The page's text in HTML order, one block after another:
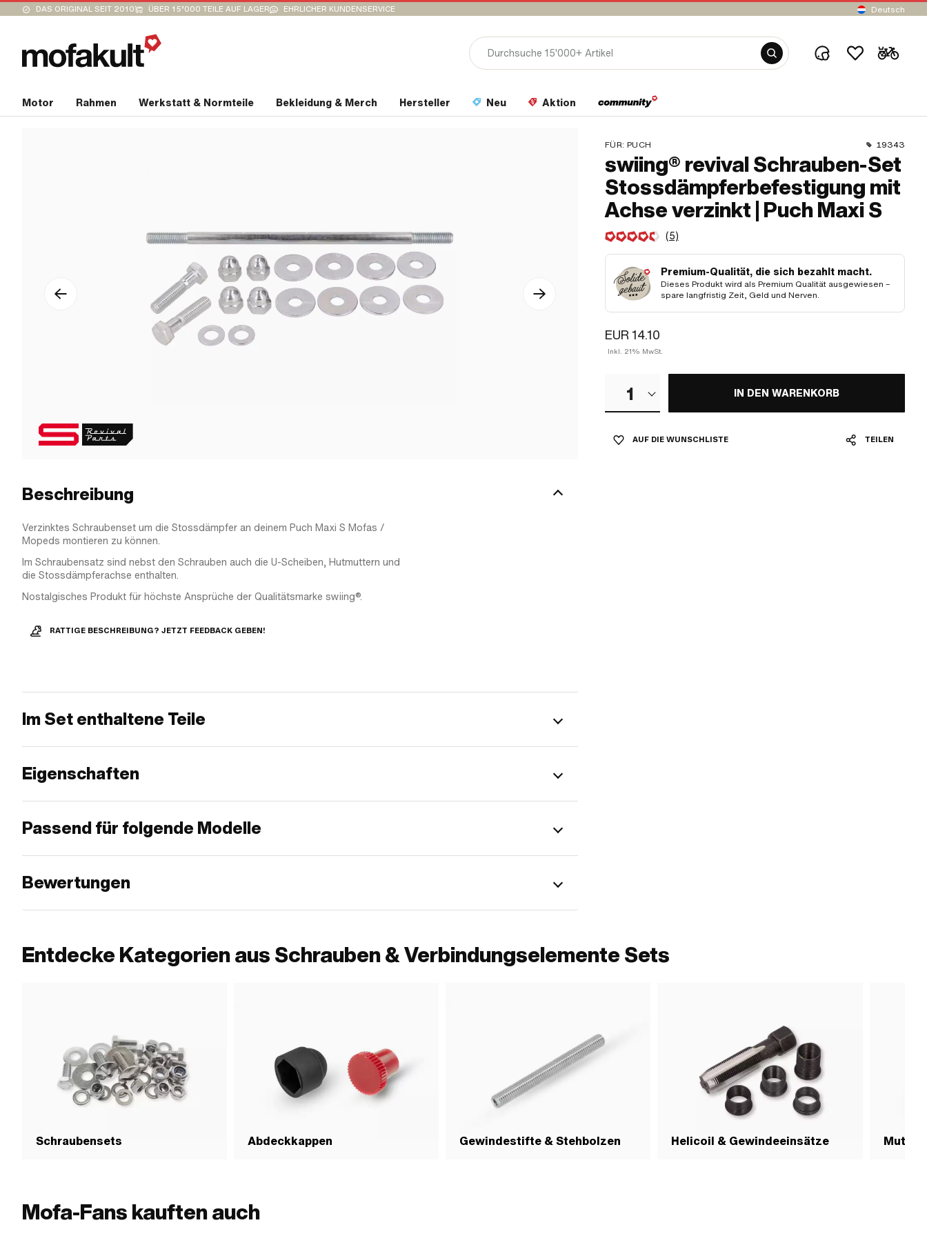
DAS ORIGINAL SEIT 2010 ÜBER 15’000 TEILE AUF LAGER EHRLICHER KUNDENSERVICE Deutsch
Motor Rahmen Werkstatt & Normteile Bekleidung & Merch Hersteller Neu Aktion
FÜR: PUCH 19343
swiing® revival Schrauben-Set
Stossdämpferbefestigung mit
Achse verzinkt | Puch Maxi S
(5)
Premium-Qualität, die sich bezahlt macht.
Dieses Produkt wird als Premium Qualität ausgewiesen –
spare langfristig Zeit, Geld und Nerven.
EUR 14.10
Inkl. 21% MwSt.
1 IN DEN WARENKORB
AUF DIE WUNSCHLISTE TEILEN
Beschreibung
Verzinktes Schraubenset um die Stossdämpfer an deinem Puch Maxi S Mofas /
Mopeds montieren zu können.
Im Schraubensatz sind nebst den Schrauben auch die U-Scheiben, Hutmuttern und
die Stossdämpferachse enthalten.
Nostalgisches Produkt für höchste Ansprüche der Qualitätsmarke swiing®.
RATTIGE BESCHREIBUNG? JETZT FEEDBACK GEBEN!
Im Set enthaltene Teile
Eigenschaften
Passend für folgende Modelle
Bewertungen
Entdecke Kategorien aus Schrauben & Verbindungselemente Sets
Schraubensets Abdeckkappen Gewindestifte & Stehbolzen Helicoil & Gewindeeinsätze
Mofa-Fans kauften auch